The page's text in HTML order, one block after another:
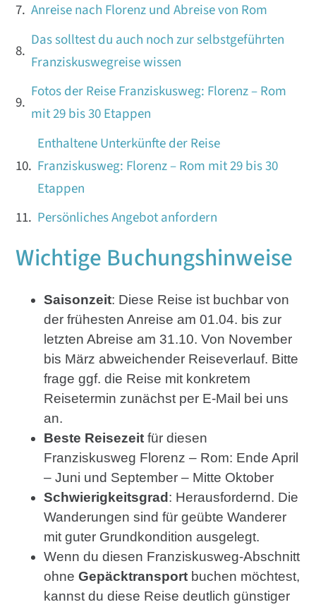
Anreise nach Florenz und Abreise von Rom
Das solltest du auch noch zur selbstgeführten
Franziskuswegreise wissen
Fotos der Reise Franziskusweg: Florenz – Rom
mit 29 bis 30 Etappen
Enthaltene Unterkünfte der Reise
Franziskusweg: Florenz – Rom mit 29 bis 30
Etappen
Persönliches Angebot anfordern
Wichtige Buchungshinweise
Saisonzeit: Diese Reise ist buchbar von
der frühesten Anreise am 01.04. bis zur
letzten Abreise am 31.10. Von November
bis März abweichender Reiseverlauf. Bitte
frage ggf. die Reise mit konkretem
Reisetermin zunächst per E-Mail bei uns
an.
Beste Reisezeit für diesen
Franziskusweg Florenz – Rom: Ende April
– Juni und September – Mitte Oktober
Schwierigkeitsgrad : Herausfordernd. Die
Wanderungen sind für geübte Wanderer
mit guter Grundkondition ausgelegt.
Wenn du diesen Franziskusweg-Abschnitt
ohneGepäcktransport buchen möchtest,
kannst du diese Reise deutlich günstiger